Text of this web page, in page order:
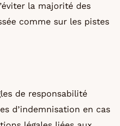
la majorité des
comme sur les pistes
de responsabilité
d’indemnisation en cas